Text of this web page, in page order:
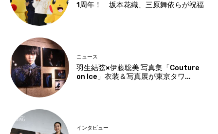
1周年！ 坂本花織、三原舞依らが祝福
ニュース
羽生結弦×伊藤聡美 写真集「Couture
on Ice」衣装＆写真展が東京タワ...
インタビュー